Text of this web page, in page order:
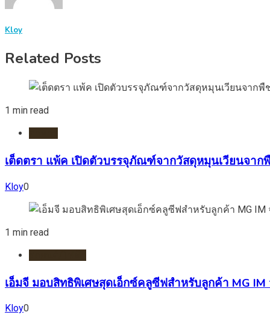
Kloy
Related Posts
1 min read
เต็ดตรา แพ้ค เปิดตัวบรรจุภัณฑ์จากวัสดุหมุนเวียนจา
Kloy0
1 min read
เอ็มจี มอบสิทธิพิเศษสุดเอ็กซ์คลูซีฟสำหรับลูกค้า MG IM
Kloy0